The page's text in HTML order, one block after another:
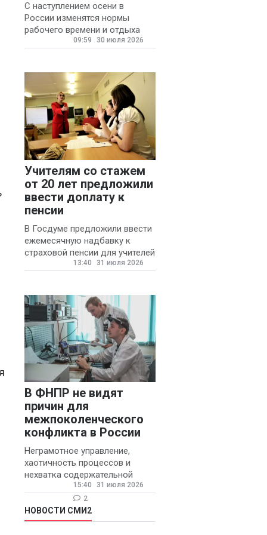
(13)
Александр
Брусницын
(12)
Хришкевич (9)
Аксана
Сгибнева(8)
Анна Дурынина-
Романова(8)
Павел Осипов(8)
Международная
конфедерация
профсоюзов(7)
Шаран Барроу(7)
Анастасия
Вячеслав
Финагин
Иван Панов(5)
Анна Лопаткина
Артём Шишков
(4)
Владимир
Вячеслав
Чеглов(4)
Ольга Агаркова
С наступлением осени в
России изменятся нормы
рабочего времени и отдыха
для автомобилистов.
09:59 30 июля 2026
Учителям со стажем
от 20 лет предложили
ввести доплату к
пенсии
В Госдуме предложили ввести
ежемесячную надбавку к
страховой пенсии для учителей
государственных и
13:40 31 июля 2026
В ФНПР не видят
причин для
межпоколенческого
конфликта в России
Неграмотное управление,
хаотичность процессов и
нехватка содержательной
обратной связи от
руководителя являются
основными причинами
конфликтов и раздражения в
15:40
31 июля 2026
2
НОВОСТИ СМИ2